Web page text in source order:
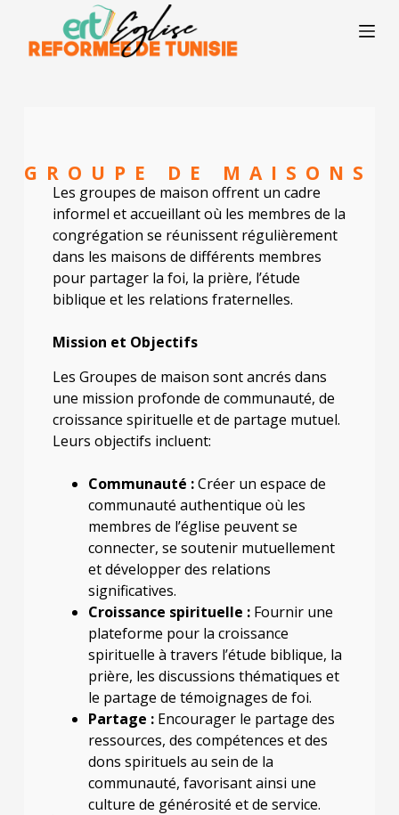
GROUPE DE MAISONS
Les groupes de maison offrent un cadre
informel et accueillant où les membres de la
congrégation se réunissent régulièrement
dans les maisons de différents membres
pour partager la foi, la prière, l’étude
biblique et les relations fraternelles.
Mission et Objectifs
Les Groupes de maison sont ancrés dans
une mission profonde de communauté, de
croissance spirituelle et de partage mutuel.
Leurs objectifs incluent:
Communauté :Créer un espace de
communauté authentique où les
membres de l’église peuvent se
connecter, se soutenir mutuellement
et développer des relations
significatives.
Croissance spirituelle :Fournir une
plateforme pour la croissance
spirituelle à travers l’étude biblique, la
prière, les discussions thématiques et
le partage de témoignages de foi.
Partage :Encourager le partage des
ressources, des compétences et des
dons spirituels au sein de la
communauté, favorisant ainsi une
culture de générosité et de service.